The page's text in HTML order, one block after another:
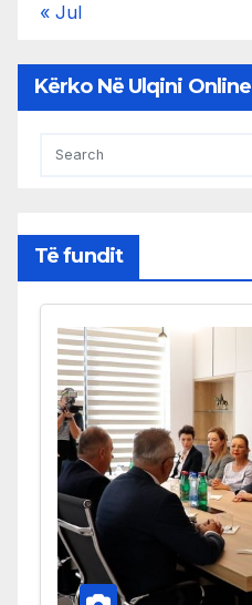
« Jul
Kërko Në Ulqini Online
Të fundit